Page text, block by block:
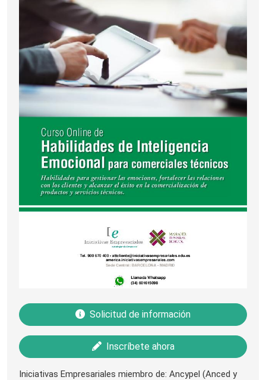
Solicitud de información
Inscríbete ahora
Iniciativas Empresariales miembro de: Ancypel (Anced y